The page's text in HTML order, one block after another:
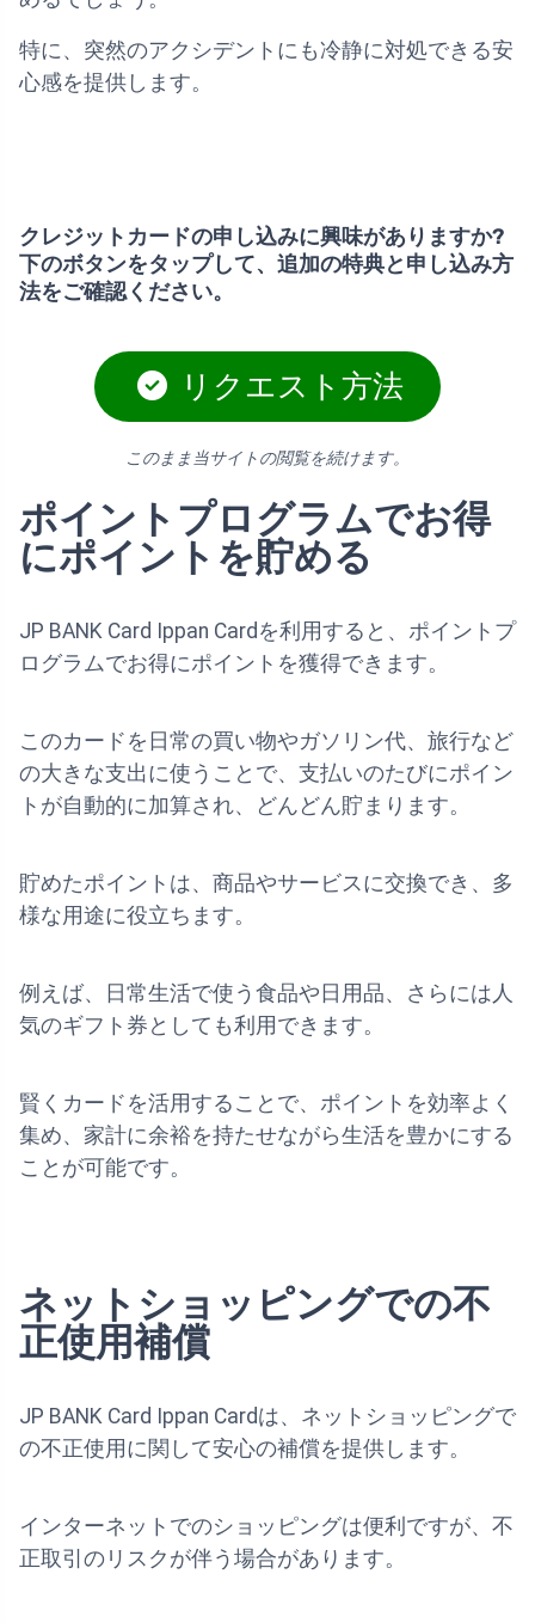
特に、突然のアクシデントにも冷静に対処できる安
心感を提供します。
クレジットカードの申し込みに興味がありますか?
下のボタンをタップして、追加の特典と申し込み方
法をご確認ください。
リクエスト方法
このまま当サイトの閲覧を続けます。
ポイントプログラムでお得
にポイントを貯める
JP BANK Card Ippan Cardを利用すると、ポイントプ
ログラムでお得にポイントを獲得できます。
このカードを日常の買い物やガソリン代、旅行など
の大きな支出に使うことで、支払いのたびにポイン
トが自動的に加算され、どんどん貯まります。
貯めたポイントは、商品やサービスに交換でき、多
様な用途に役立ちます。
例えば、日常生活で使う食品や日用品、さらには人
気のギフト券としても利用できます。
賢くカードを活用することで、ポイントを効率よく
集め、家計に余裕を持たせながら生活を豊かにする
ことが可能です。
ネットショッピングでの不
正使用補償
JP BANK Card Ippan Cardは、ネットショッピングで
の不正使用に関して安心の補償を提供します。
インターネットでのショッピングは便利ですが、不
正取引のリスクが伴う場合があります。